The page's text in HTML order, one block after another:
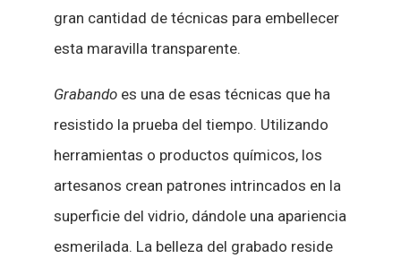
gran cantidad de técnicas para embellecer
esta maravilla transparente.
Grabando es una de esas técnicas que ha
resistido la prueba del tiempo. Utilizando
herramientas o productos químicos, los
artesanos crean patrones intrincados en la
superficie del vidrio, dándole una apariencia
esmerilada. La belleza del grabado reside